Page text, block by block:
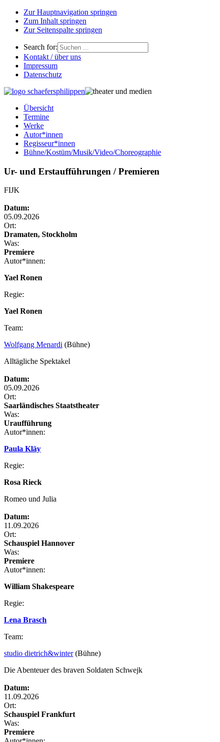
Zur Hauptnavigation springen
Zum Inhalt springen
Zur Seitenspalte springen
Search for:
Kontakt / über uns
Impressum
Datenschutz
Übersicht
Termine
Werke
Autor*innen
Regisseur*innen
Bühne/Kostüm/Musik/Video/Choreographie
Ur- und Erstaufführungen / Premieren
FIJK
Datum:
05.09.2026
Ort:
Dramaten, Stockholm
Was:
Premiere
Autor*innen:
Yael Ronen
Regie:
Yael Ronen
Team:
Wolfgang Menardi (Bühne)
Alltägliche Spektakel
Datum:
05.09.2026
Ort:
Saarländisches Staatstheater
Was:
Uraufführung
Autor*innen:
Paula Kläy
Regie:
Rosa Rieck
Romeo und Julia
Datum:
11.09.2026
Ort:
Schauspiel Hannover
Was:
Premiere
Autor*innen:
William Shakespeare
Regie:
Lena Brasch
Team:
studio dietrich&winter(Bühne)
Die Abenteuer des braven Soldaten Schwejk
Datum:
11.09.2026
Ort:
Schauspiel Frankfurt
Was:
Premiere